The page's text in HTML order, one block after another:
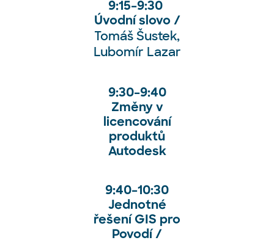
9:15–⁠⁠⁠⁠⁠9:30
Úvodní slovo /
Tomáš Šustek,
Lubomír Lazar
9:30–⁠⁠⁠⁠⁠9:40
Změny v
licencování
produktů
Autodesk
9:40–⁠⁠⁠⁠⁠10:30
Jednotné
řešení GIS pro
Povodí /